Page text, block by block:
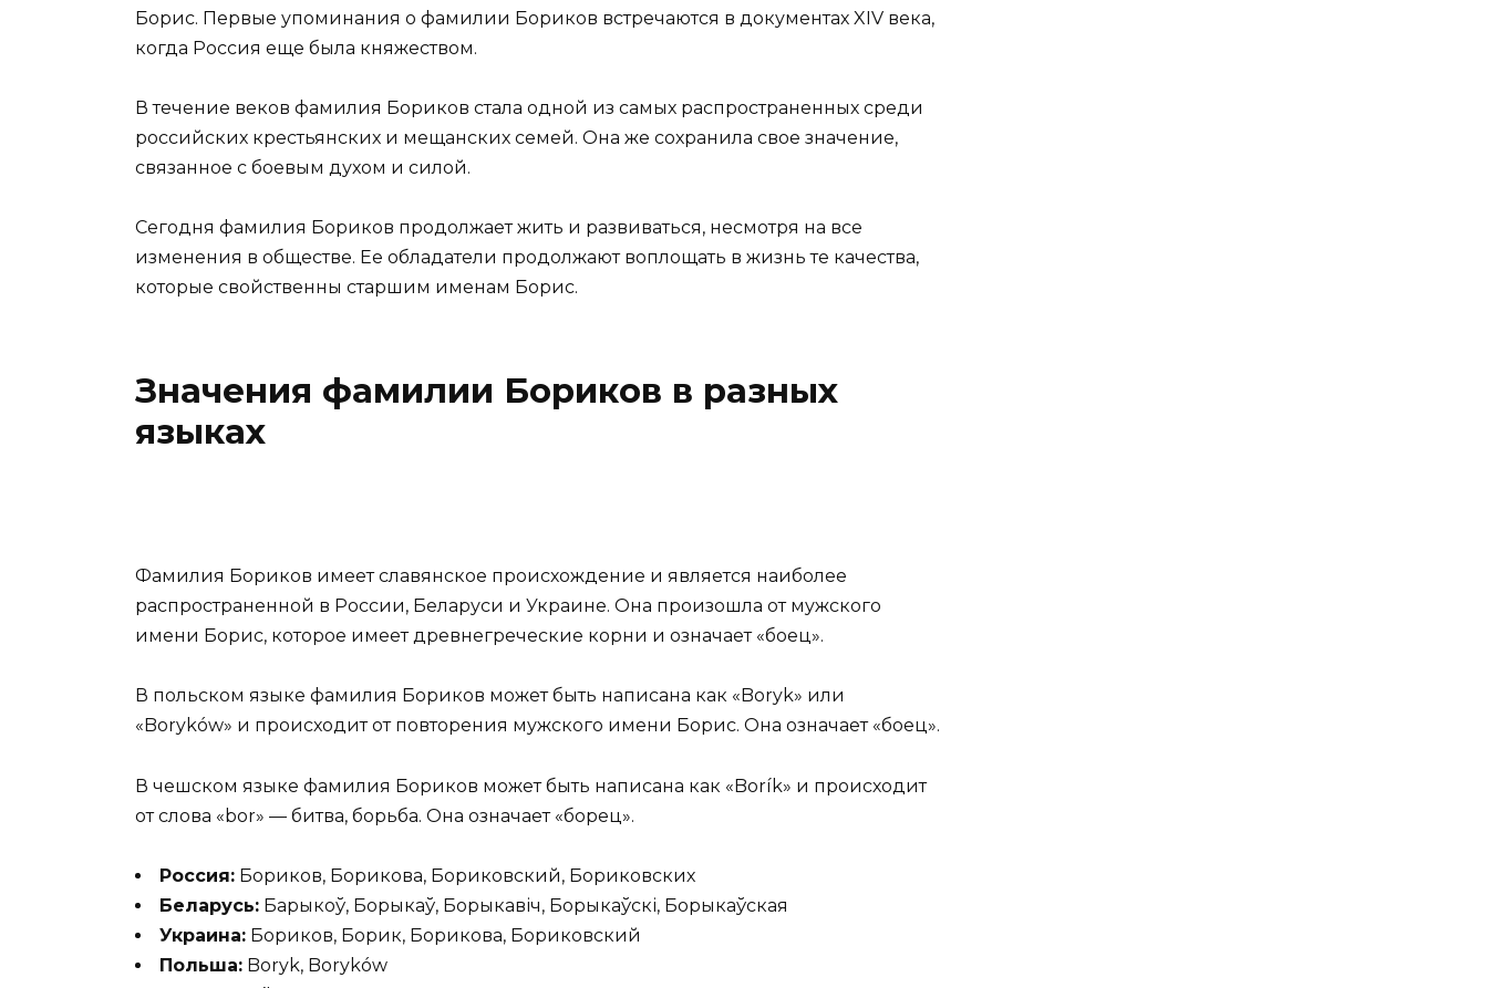
Борис. Первые упоминания о фамилии Бориков встречаются в документах XIV века,
когда Россия еще была княжеством.
В течение веков фамилия Бориков стала одной из самых распространенных среди
российских крестьянских и мещанских семей. Она же сохранила свое значение,
связанное с боевым духом и силой.
Сегодня фамилия Бориков продолжает жить и развиваться, несмотря на все
изменения в обществе. Ее обладатели продолжают воплощать в жизнь те качества,
которые свойственны старшим именам Борис.
Значения фамилии Бориков в разных
языках
Фамилия Бориков имеет славянское происхождение и является наиболее
распространенной в России, Беларуси и Украине. Она произошла от мужского
имени Борис, которое имеет древнегреческие корни и означает «боец».
В польском языке фамилия Бориков может быть написана как «Boryk» или
«Boryków» и происходит от повторения мужского имени Борис. Она означает «боец».
В чешском языке фамилия Бориков может быть написана как «Borík» и происходит
от слова «bor» — битва, борьба. Она означает «борец».
Россия: Бориков, Борикова, Бориковский, Бориковских
Беларусь: Барыкоў, Борыкаў, Борыкавіч, Борыкаўскі, Борыкаўская
Украина: Бориков, Борик, Борикова, Бориковский
Польша: Boryk, Boryków